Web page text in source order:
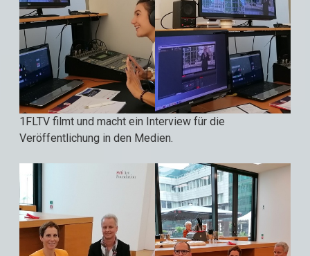
1FLTV filmt und macht ein Interview für die
Veröffentlichung in den Medien.